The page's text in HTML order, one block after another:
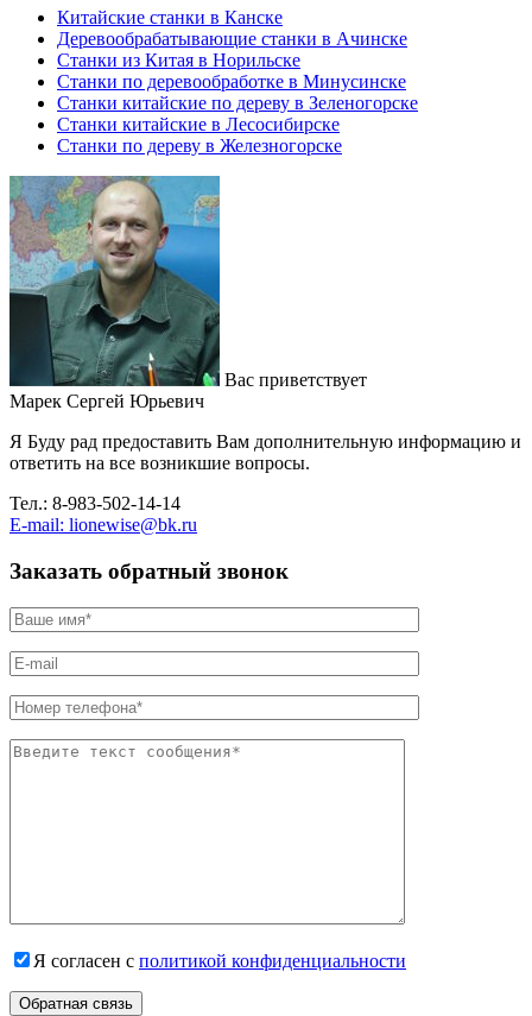
Китайские станки в Канске
Деревообрабатывающие станки в Ачинске
Станки из Китая в Норильске
Станки по деревообработке в Минусинске
Станки китайские по дереву в Зеленогорске
Станки китайские в Лесосибирске
Станки по дереву в Железногорске
Вас приветствует
Марек Сергей Юрьевич
Я Буду рад предоставить Вам дополнительную информацию и
ответить на все возникшие вопросы.
Тел.: 8-983-502-14-14
E-mail: lionewise@bk.ru
Заказать обратный звонок
Я согласен с политикой конфиденциальности